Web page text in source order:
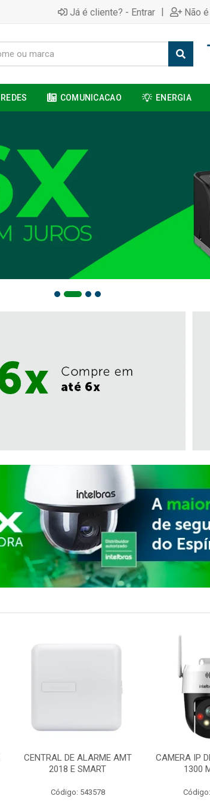
Já é cliente? - Entrar | Não
REDES COMUNICACAO ENERGIA
CENTRAL DE ALARME AMT
2018 E SMART
Código: 543578
CAMERA IP
1300